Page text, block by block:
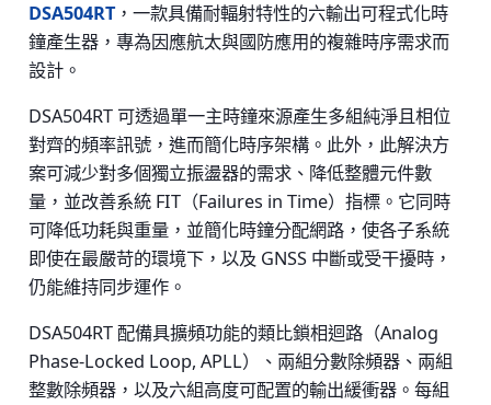
DSA504RT，一款具備耐輻射特性的六輸出可程式化時
鐘產生器，專為因應航太與國防應用的複雜時序需求而
設計。
DSA504RT 可透過單一主時鐘來源產生多組純淨且相位
對齊的頻率訊號，進而簡化時序架構。此外，此解決方
案可減少對多個獨立振盪器的需求、降低整體元件數
量，並改善系統 FIT（Failures in Time）指標。它同時
可降低功耗與重量，並簡化時鐘分配網路，使各子系統
即使在最嚴苛的環境下，以及 GNSS 中斷或受干擾時，
仍能維持同步運作。
DSA504RT 配備具擴頻功能的類比鎖相迴路（Analog
Phase-Locked Loop, APLL）、兩組分數除頻器、兩組
整數除頻器，以及六組高度可配置的輸出緩衝器。每組